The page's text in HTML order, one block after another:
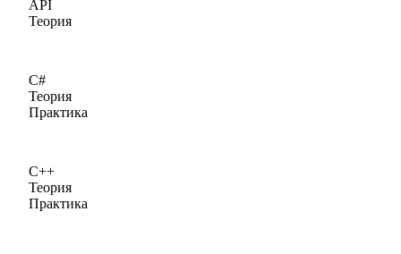
API
Теория
C#
Теория
Практика
C++
Теория
Практика